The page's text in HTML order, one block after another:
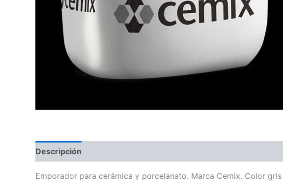
Descripción
Emporador para cerámica y porcelanato. Marca Cemix. Color